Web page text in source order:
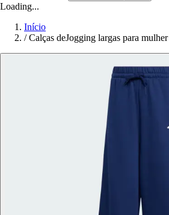
Loading...
Início
/ Calças deJogging largas para